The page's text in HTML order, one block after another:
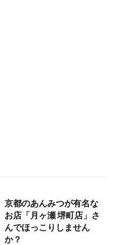
京都のあんみつが有名な
お店「月ヶ瀬 堺町店」さ
んでほっこりしません
か？